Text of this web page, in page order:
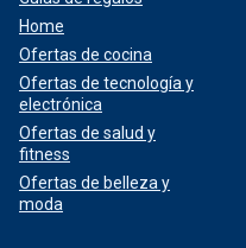
Home
Ofertas de cocina
Ofertas de tecnología y
electrónica
Ofertas de salud y
fitness
Ofertas de belleza y
moda